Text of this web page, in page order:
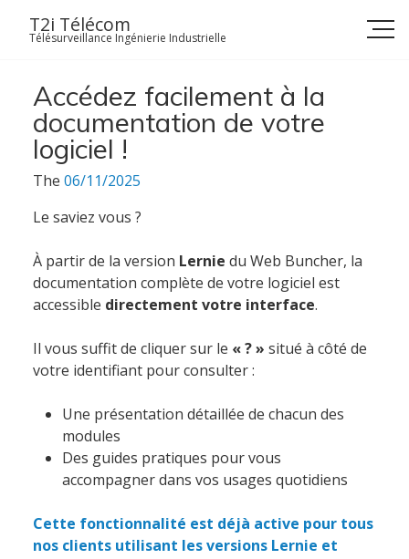
T2i Télécom
Télésurveillance Ingénierie Industrielle
Accédez facilement à la
documentation de votre
logiciel !
The 06/11/2025
Le saviez vous ?
À partir de la version Lernie du Web Buncher, la
documentation complète de votre logiciel est
accessible directement votre interface.
Il vous suffit de cliquer sur le « ? » situé à côté de
votre identifiant pour consulter :
Une présentation détaillée de chacun des
modules
Des guides pratiques pour vous
accompagner dans vos usages quotidiens
Cette fonctionnalité est déjà active pour tous
nos clients utilisant les versions Lernie et